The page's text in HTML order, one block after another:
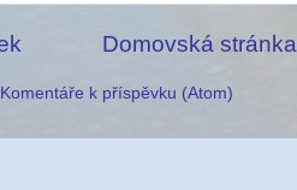
Domovská stránka
Komentáře k příspěvku (Atom)